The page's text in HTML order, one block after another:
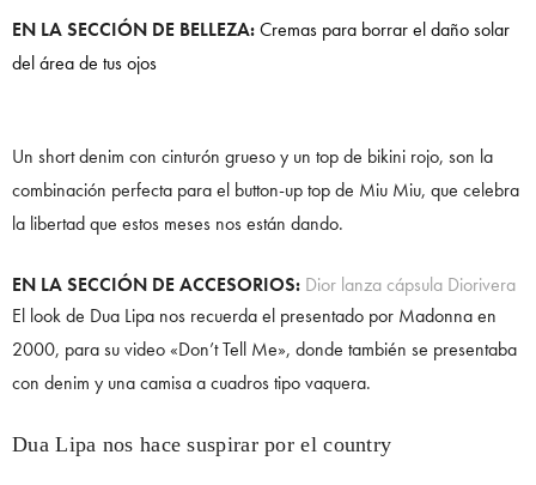
EN LA SECCIÓN DE BELLEZA:Cremas para borrar el daño solar
del área de tus ojos
Un short denim con cinturón grueso y un top de bikini rojo, son la
combinación perfecta para el button-up top de Miu Miu, que celebra
la libertad que estos meses nos están dando.
EN LA SECCIÓN DE ACCESORIOS: Dior lanza cápsula Diorivera
El look de Dua Lipa nos recuerda el presentado por Madonna en
2000, para su video «Don’t Tell Me», donde también se presentaba
con denim y una camisa a cuadros tipo vaquera.
Dua Lipa nos hace suspirar por el country